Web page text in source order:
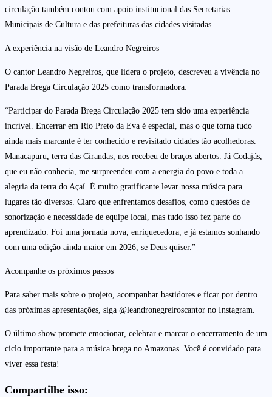
circulação também contou com apoio institucional das Secretarias
Municipais de Cultura e das prefeituras das cidades visitadas.
A experiência na visão de Leandro Negreiros
O cantor Leandro Negreiros, que lidera o projeto, descreveu a vivência no
Parada Brega Circulação 2025 como transformadora:
“Participar do Parada Brega Circulação 2025 tem sido uma experiência
incrível. Encerrar em Rio Preto da Eva é especial, mas o que torna tudo
ainda mais marcante é ter conhecido e revisitado cidades tão acolhedoras.
Manacapuru, terra das Cirandas, nos recebeu de braços abertos. Já Codajás,
que eu não conhecia, me surpreendeu com a energia do povo e toda a
alegria da terra do Açaí. É muito gratificante levar nossa música para
lugares tão diversos. Claro que enfrentamos desafios, como questões de
sonorização e necessidade de equipe local, mas tudo isso fez parte do
aprendizado. Foi uma jornada nova, enriquecedora, e já estamos sonhando
com uma edição ainda maior em 2026, se Deus quiser.”
Acompanhe os próximos passos
Para saber mais sobre o projeto, acompanhar bastidores e ficar por dentro
das próximas apresentações, siga @leandronegreiroscantor no Instagram.
O último show promete emocionar, celebrar e marcar o encerramento de um
ciclo importante para a música brega no Amazonas. Você é convidado para
viver essa festa!
Compartilhe isso: